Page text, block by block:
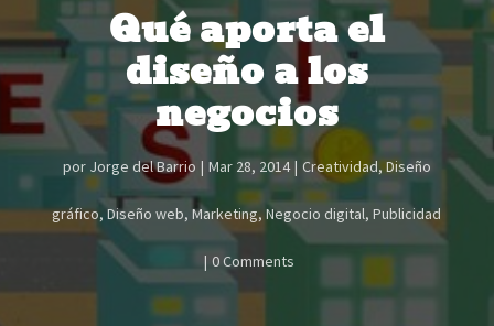
Qué aporta el
diseño a los
negocios
por Jorge del Barrio Mar 28, 2014 Creatividad,Diseño
gráfico,Diseño web,Marketing,Negocio digital,Publicidad
0 Comments